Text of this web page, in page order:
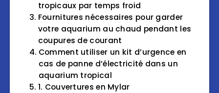
tropicaux par temps froid
Fournitures nécessaires pour garder
votre aquarium au chaud pendant les
coupures de courant
Comment utiliser un kit d’urgence en
cas de panne d’électricité dans un
aquarium tropical
1. Couvertures en Mylar